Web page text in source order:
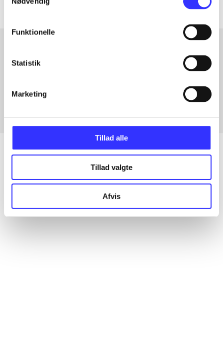
Funktionelle
Statistik
Marketing
Tillad alle
Tillad valgte
Afvis
Artikler med samme emner
Artikler
Alle registrerede artikler fordelt på udgivelser